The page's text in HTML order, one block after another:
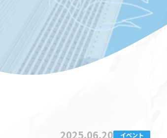
2025.06.20 イベント